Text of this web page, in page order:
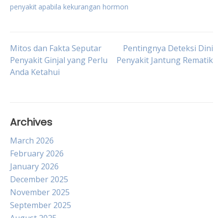
penyakit apabila kekurangan hormon
Post
navigation
Mitos dan Fakta Seputar
Penyakit Ginjal yang Perlu
Anda Ketahui
Pentingnya Deteksi Dini
Penyakit Jantung Rematik
Archives
March 2026
February 2026
January 2026
December 2025
November 2025
September 2025